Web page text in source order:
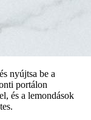
nyújtsa be a
portálon
és a lemondások